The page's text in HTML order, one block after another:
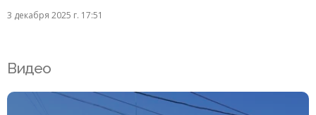
3 декабря 2025 г. 17:51
Видео